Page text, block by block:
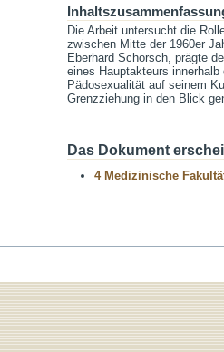
Die Arbeit untersucht die
zwischen Mitte der 1960er
Eberhard Schorsch, prägte
eines Hauptakteurs
Pädosexualität auf seinem
Grenzziehung in den Blick
Das Dokument
4 Medizinische